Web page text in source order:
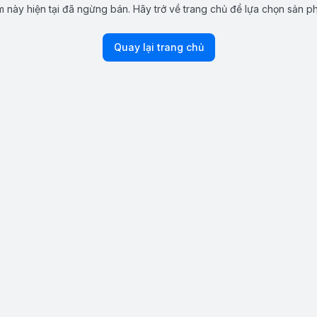
này hiện tại đã ngừng bán. Hãy trở về trang chủ để lựa chọn sản
Quay lại trang chủ